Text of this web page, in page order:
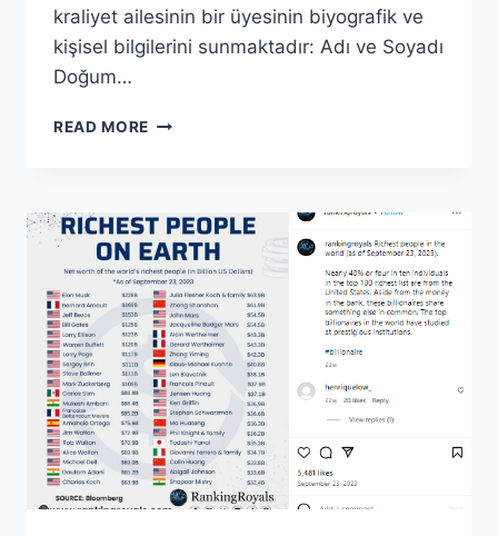
kraliyet ailesinin bir üyesinin biyografik ve
kişisel bilgilerini sunmaktadır: Adı ve Soyadı
Doğum…
READ MORE SUUD